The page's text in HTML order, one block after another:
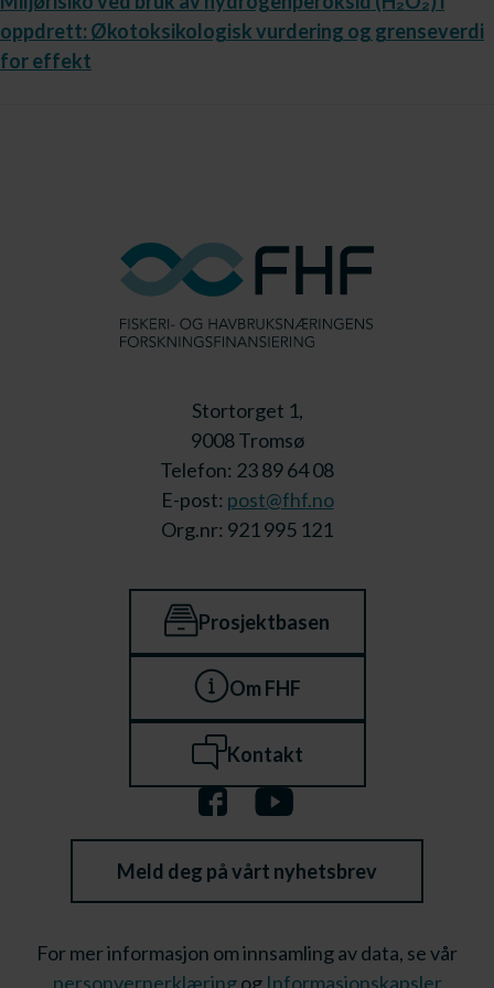
oppdrett: Økotoksikologisk vurdering og grenseverdi
for effekt
Stortorget 1,
9008 Tromsø
Telefon: 23 89 64 08
E-post: post@fhf.no
Org.nr: 921 995 121
Prosjektbasen
Om FHF
Kontakt
Meld deg på vårt nyhetsbrev
For mer informasjon om innsamling av data, se vår
personvernerklæringog Informasjonskapsler